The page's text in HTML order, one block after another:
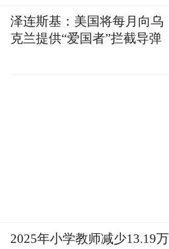
泽连斯基：美国将每月向乌
克兰提供“爱国者”拦截导弹
2025年小学教师减少13.19万